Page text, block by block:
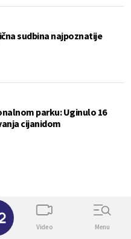
sudbina najpoznatije
parku: Uginulo 16
cijanidom
Video Menu